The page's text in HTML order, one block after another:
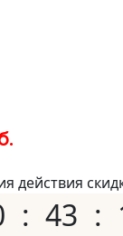
действия
43